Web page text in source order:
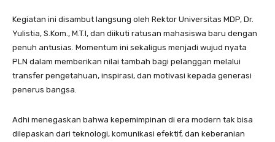
Kegiatan ini disambut langsung oleh Rektor Universitas MDP, Dr.
Yulistia, S.Kom., M.T.I, dan diikuti ratusan mahasiswa baru dengan
penuh antusias. Momentum ini sekaligus menjadi wujud nyata
PLN dalam memberikan nilai tambah bagi pelanggan melalui
transfer pengetahuan, inspirasi, dan motivasi kepada generasi
penerus bangsa.
Adhi menegaskan bahwa kepemimpinan di era modern tak bisa
dilepaskan dari teknologi, komunikasi efektif, dan keberanian